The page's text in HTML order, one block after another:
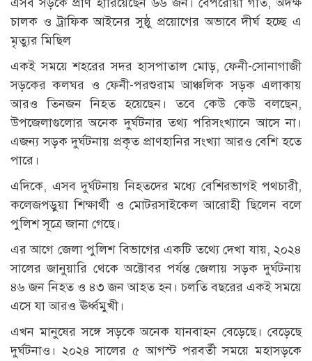
চালক ও ট্রাফিক আইনের সুষ্ঠু প্রয়োগের অভাবে দীর্ঘ হচ্ছে এ
মৃত্যুর মিছিল
একই সময়ে শহরের সদর হাসপাতাল মোড়, ফেনী-সোনাগাজী
সড়কের কলঘর ও ফেনী-পরশুরাম আঞ্চলিক সড়ক এলাকায়
আরও তিনজন নিহত হয়েছেন। তবে কেউ কেউ বলছেন,
উপজেলাগুলোর অনেক দুর্ঘটনার তথ্য পরিসংখ্যানে আসে না।
এজন্য সড়ক দুর্ঘটনায় প্রকৃত প্রাণহানির সংখ্যা আরও বেশি হতে
পারে।
এদিকে, এসব দুর্ঘটনায় নিহতদের মধ্যে বেশিরভাগই পথচারী,
কলেজপড়ুয়া শিক্ষার্থী ও মোটরসাইকেল আরোহী ছিলেন বলে
পুলিশ সূত্রে জানা গেছে।
এর আগে জেলা পুলিশ বিভাগের একটি তথ্যে দেখা যায়, ২০২৪
সালের জানুয়ারি থেকে অক্টোবর পর্যন্ত জেলায় সড়ক দুর্ঘটনায়
৪৬ জন নিহত ও ৪৩ জন আহত হন। চলতি বছরের একই সময়ে
এসে যা আরও ঊর্ধ্বমুখী।
এখন মানুষের সঙ্গে সড়কে অনেক যানবাহন বেড়েছে। বেড়েছে
দুর্ঘটনাও। ২০২৪ সালের ৫ আগস্ট পরবর্তী সময়ে মহাসড়কে